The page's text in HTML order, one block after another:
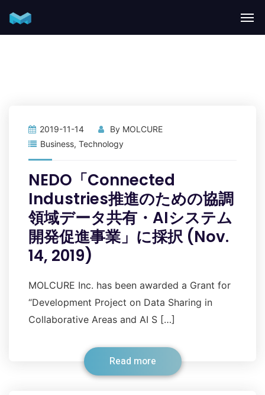
2019-11-14 By MOLCURE
Business, Technology
NEDO「Connected
Industries推進のための協調
領域データ共有・AIシステム
開発促進事業」に採択 (Nov.
14, 2019)
MOLCURE Inc. has been awarded a Grant for
“Development Project on Data Sharing in
Collaborative Areas and AI S […]
Read more